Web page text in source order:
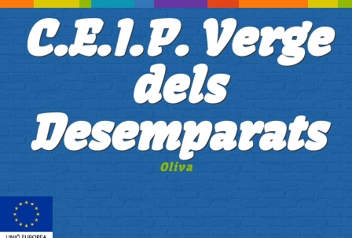
C.E.I.P. Verge
dels
Desemparats
Oliva